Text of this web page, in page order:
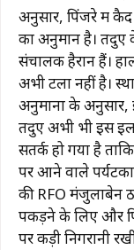
अनुसार, पिंजरे में कैद
का अनुमान है। तेंदुए
संचालक हैरान हैं।
अभी टला नहीं है।
अनुमानों के अनुसार,
तेंदुए अभी भी इस
सतर्क हो गया है
पर आने वाले
की RFO मंजुलाबेन
पकड़ने के लिए और
पर कड़ी निगरानी